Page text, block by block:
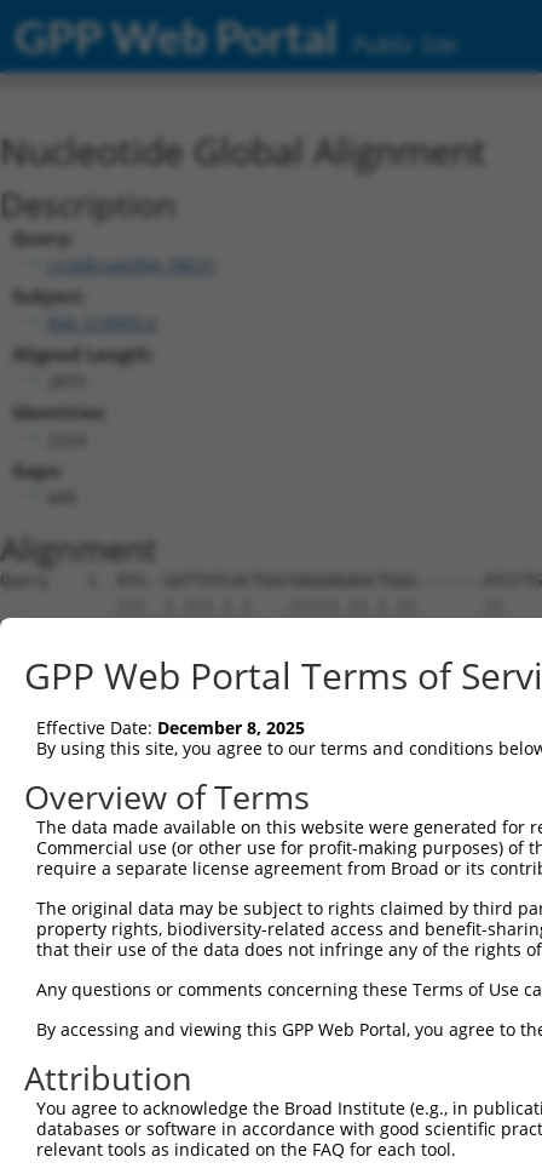
GPP Web Portal Public Site
Nucleotide Global Alignment
Description
Query:
ccsbBroad304_08631
Subject:
Aligned Length:
Identities:
Gaps:
Alignment
Query    1  ATG--GATTATCACTGGCGAGGAGAGCTGGG-------ATCCTGGCGACTACTACTCTTGCTTCTGCTCCTCGC  65
            |||  |.|||.|.|   .|||||.||.|.||       ||      |.||.||.|||..|||||||||||||||
Sbjct    1  ATGGTGTTTACCCC---GGAGGATAGATTGGGAAAGCAAT------GTCTGCTCCTCCCGCTTCTGCTCCTCGC  65

Query   66  AGCCTGGAAGGTGGGGAGCGGCCAGCTCCACTACTCCGTCCCCGAGGAGGCCAAACACGGCACCTTCGTGGGCC  139
            |||||||||||||||||||||||||||||||||||||||.||||||||||||||||||||||||||||||||||
Sbjct   66  AGCCTGGAAGGTGGGGAGCGGCCAGCTCCACTACTCCGTACCCGAGGAGGCCAAACACGGCACCTTCGTGGGCC  139

Query  140  GGATCGCGCAGGACCTGGGGCTGGAGCTGGCGGAGCTGGTGCCGCGCCTGTTCCGGGTGGCGTCCAAAAGACAC  213
            |||||||||||||||||||||||||||||||||||||||||||||||||||||.||.||||.||| ||||||..
Sbjct  140  GGATCGCGCAGGACCTGGGGCTGGAGCTGGCGGAGCTGGTGCCGCGCCTGTTCAGGATGGCCTCC-AAAGACCG  212

Query  214  CG-GGACCTTCTGGAGGTAAATCTGCAGAATGGCATTTTGTTTGTGAATTCTCGGATCGACCGCGAGGAGCTGT  286
            || |||||||||||||||||||||||||||||||||||||||||||||||||||||||||||||||||||||||
Sbjct  213  CGAGGACCTTCTGGAGGTAAATCTGCAGAATGGCATTTTGTTTGTGAATTCTCGGATCGACCGCGAGGAGCTGT  286

Query  287  GCGGGCGGAGCGCGGAGTGCAGCATCCACCTGGAGGTGATCGTGGACAGGCCGCTGCAGGTTTTCCATGTGGAC  360
            ||||||||||||||||||||||||||||||||||||||||||||||||||||||||||||||||||||||||||
Sbjct  287  GCGGGCGGAGCGCGGAGTGCAGCATCCACCTGGAGGTGATCGTGGACAGGCCGCTGCAGGTTTTCCATGTGGAC  360

Query  361  GTGGAGGTGAAGGATGTTAATGACAACCCGCCAGTGTTCCGGGTAAAAGACCAAA-AGCTGTTTGTTTCAGAAT  433
            ||||||||||.|||..||||.|||||||||||..||||||.||||.|.||.|||| || ||.|..|||..||||
Sbjct  361  GTGGAGGTGAGGGACATTAACGACAACCCGCCCTTGTTCCCGGTAGAGGAACAAAGAG-TGCTGATTTACGAAT  433

Query  434  CCAGAATGCCAGACTCTCGGTTTCCGCTAGAGGGCGCGTCCGATGCAGATGTTGGAGCTAACTCCGTGTTAACC  507
            |.||..|||||||.|||..||||||.||.||||||||||||||||||||||||||..|.||.|||.|.||||||
Sbjct  434  CTAGGCTGCCAGATTCTGTGTTTCCACTGGAGGGCGCGTCCGATGCAGATGTTGGCTCAAATTCCATCTTAACC  507

Query  508  TACAGGCTTAGCTCTCATGATTACTTCATGCTAGATGTGAATTCAAAGAACGATGAGAATAAACTGGTTGAGCT  581
            ||.|..||.||.|||...||.||||||..||||||||||||...|||.|..|||||.|||||||...|||.|||
Sbjct  508  TATAAACTCAGTTCTAGCGAATACTTCGGGCTAGATGTGAAAATAAACAGTGATGACAATAAACAAATTGGGCT  581

Query  582  CGTATTAAGAAAATCCTTGGACAGAGAGGACGCTCCTGCGCACCACTTATTCCTGACAGCCACAGATGGGGGCA  655
            |.||||||..||||||||||||||||||||.||||||||.|||.||||||||||||||||||||||||||||||
Sbjct  582  CTTATTAAAGAAATCCTTGGACAGAGAGGAAGCTCCTGCACACAACTTATTCCTGACAGCCACAGATGGGGGCA  655

Query  656  AACCTGAGCTCACAGGCACTGTTCAGCTGCTGGTCACAGTGCTGGATGTGAATGATAATGCTCCCACTTTCGAA  729
            ||||||||||||||||||||||||||||||||||||||||||||||||||||||||||||||||||||||||||
Sbjct  656  AACCTGAGCTCACAGGCACTGTTCAGCTGCTGGTCACAGTGCTGGATGTGAATGATAATGCTCCCACTTTCGAA  729

Query  730  CAGTCTGAATACGAAGTAAGAATATTCGAAAACGCAGACAACGGAACAACAGTTATCAAACTGAATGCTTCTGA  803
            ||||||||||||||||||||||||||||||||.|||||||||||||||||||||||||.|||||||||||||||
Sbjct  730  CAGTCTGAATACGAAGTAAGAATATTCGAAAATGCAGACAACGGAACAACAGTTATCAGACTGAATGCTTCTGA  803

Query  804  TCCGGATGAAGGAGCCAATGGGGCAATTTCATATTCTTTTAATAGCCTTGTTGAAACTATGGTTATTGACCACT  877
            ||.||||||||||||.|||||||||||||||||||||||||||||||||||||.|.|.||||||||||||||||
Sbjct  804  TCGGGATGAAGGAGCGAATGGGGCAATTTCATATTCTTTTAATAGCCTTGTTGCAGCCATGGTTATTGACCACT  877

Query  878  TTAGCATAGATCGAAATACGGGAGAAATAGTGATTCGGGGTAATTTGGATTTTGAACAAGAAAACTTATACAAA  951
            ||||||||||||||||||||||||||||||||||||||||||||||||||||||||||||||||||||||||||
Sbjct  878  TTAGCATAGATCGAAATACGGGAGAAATAGTGATTCGGGGTAATTTGGATTTTGAACAAGAAAACTTATACAAA  951

Query  952  ATCCTCATTGACGCCACGGACAAAGGCCATCCTCCCATGGCGGGTCATTGCACCGTTTTAGTGAGAATTTTGGA  1025
            ||||||||||||||||||||||||||||||||||||||||||||||||||||||||||||||||||||||||||
Sbjct  952  ATCCTCATTGACGCCACGGACAAAGGCCATCCTCCCATGGCGGGTCATTGCACCGTTTTAGTGAGAATTTTGGA  1025

Query 1026  TAAAAATGATAACGTCCCTGAGATAGCACTGACTTCCTTATCCTTGCCTGTACGTGAAGACGCTCAATTTGGTA  1099
            ||||||||||||||||||||||||||||||||||||||||||||||||||||||||||||||||||||||||||
Sbjct 1026  TAAAAATGATAACGTCCCTGAGATAGCACTGACTTCCTTATCCTTGCCTGTACGTGAAGACGCTCAATTTGGTA  1099

Query 1100  CTGTCATCGCCCTAATTAGCGTGAACGACCTCGATTCAGGTGCCAACGGGCAGGTGACCTGCTCCCTGATGCCC  1173
            |||||||||||||||||||||||||||||||||||||||||||||||||||||||||.||||||.||||.|||.
Sbjct 1100  CTGTCATCGCCCTAATTAGCGTGAACGACCTCGATTCAGGTGCCAACGGGCAGGTGAACTGCTCGCTGACGCCT  1173

Query 1174  CATGTCCCCTTCAAGCTGGTGTCCACCTTCAAGAATTACTACTCGTTGGTGCTGGACAGCGCCCTGGACCGCGA  1247
            ||.|||||.||||||||||||||||||||||||||||||||||||||||||||||||||.||||||||||||||
Sbjct 1174  CACGTCCCTTTCAAGCTGGTGTCCACCTTCAAGAATTACTACTCGTTGGTGCTGGACAGTGCCCTGGACCGCGA  1247

Query 1248  GAGCGTGTCGGCCTATGAGTTGGTGGTAACCGCGCGGGACGGGGGCTCGCCTTCGCTGTGGGCCACCGCCAGCT  1321
            ||||||||||||||||||||||||||||||||||||||||||||||||||||||||||||||||||||||||||
Sbjct 1248  GAGCGTGTCGGCCTATGAGTTGGTGGTAACCGCGCGGGACGGGGGCTCGCCTTCGCTGTGGGCCACCGCCAGCT  1321

Query 1322  TGTCTGTGGAGGTGGCCGACGTGAACGACAATGCTCCGGCGTTCGCGCAGCCCGAGTACACGGTGTTCGTGAAG  1395
            ||||||||||||||||||||.||||.|||||||||||||||||||||||||||||||||||.||||||||||||
Sbjct 1322  TGTCTGTGGAGGTGGCCGACATGAATGACAATGCTCCGGCGTTCGCGCAGCCCGAGTACACAGTGTTCGTGAAG  1395

Query 1396  GAGAACAACCCGCCGGGCTGCCACATCTTCACGGTGTCTGCGCGAGACGCGGACGCGCAGGAGAACGCGCTGGT  1469
            ||||||||||||||||||||||||||||||||||||||||||||||||||||||||||||||||||||||||||
Sbjct 1396  GAGAACAACCCGCCGGGCTGCCACATCTTCACGGTGTCTGCGCGAGACGCGGACGCGCAGGAGAACGCGCTGGT  1469

Query 1470  GTCCTACTCGCTTGTGGAGCGGCGGGTGGGCGAGCGCTCGCTGTCGAGCTACATTTCGGTGCACACGGAGAGCG  1543
            ||||||||||||.||||||||||||||||||||||||.||.|||||||||||||||||||||||.|||||||||
Sbjct 1470  GTCCTACTCGCTGGTGGAGCGGCGGGTGGGCGAGCGCGCGTTGTCGAGCTACATTTCGGTGCACGCGGAGAGCG  1543

Query 1544  GCAAGGTGTACGCGCTGCAGCCGCTGGACCACGAGGAGCTAGAGCTGCTGCAGTTCCAGGTGAGCGCGCGCGAC  1617
            |||||||||||||||||||||||||||||||||||||||||||||||||||||||.||||||||||||||||||
Sbjct 1544
GPP Web Portal Terms of
Effective Date: December 8, 2025
By using this site, you agree to our terms and conditions
Overview of Terms
The data made available on this website were generated
Commercial use (or other use for profit-making purposes) of
require a separate license agreement from Broad or its
The original data may be subject to rights claimed by third
property rights, biodiversity-related access and benefit-
that their use of the data does not infringe any of the rights
Any questions or comments concerning these Terms of Use
By accessing and viewing this GPP Web Portal, you agree to
Attribution
You agree to acknowledge the Broad Institute (e.g., in
databases or software in accordance with good scientific
relevant tools as indicated on the FAQ for each tool.